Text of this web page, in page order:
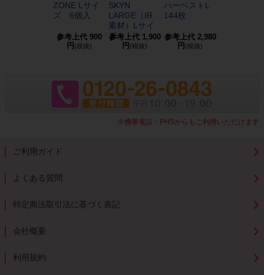
ZONE Lサイ
ズ 6個入
参考上代 900
円 (税抜)
SKYN
LARGE（IR
素材）Lサイ
ズ...
参考上代 1,900
円 (税抜)
ハーベストL
144枚
参考上代 2,980
円 (税抜)
※携帯電話・PHSからもご利用いただけます
ご利用ガイド
よくある質問
特定商法取引法に基づく表記
会社概要
利用規約